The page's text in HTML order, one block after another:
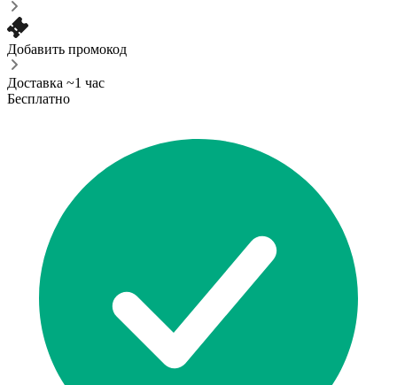
Добавить промокод
Доставка ~1 час
Бесплатно